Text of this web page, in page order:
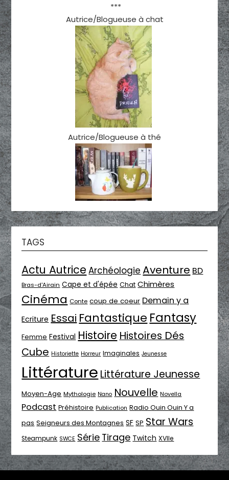
***
Autrice/Blogueuse à chat
Autrice/Blogueuse à thé
TAGS
Actu Autrice Archéologie Aventure BD
Bras-d'Airain Cape et d'épée Chat Chimères
Cinéma Conte coup de coeur Demain y a
Ecriture Essai Fantastique Fantasy
Femme Festival Histoire Histoires Dés
Cube Historiette Horreur Imaginales Jeunesse
Littérature Littérature Jeunesse
Moyen-Age Mythologie Nano Nouvelle Novella
Podcast Préhistoire Publication Radio Ouin Ouin Y a
pas Seigneurs des Montagnes SF SP Star Wars
Steampunk SWCE Série Tirage Twitch XVIIe